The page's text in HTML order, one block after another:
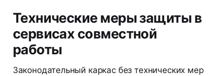
Технические меры защиты в
сервисах совместной
работы
Законодательный каркас без технических мер